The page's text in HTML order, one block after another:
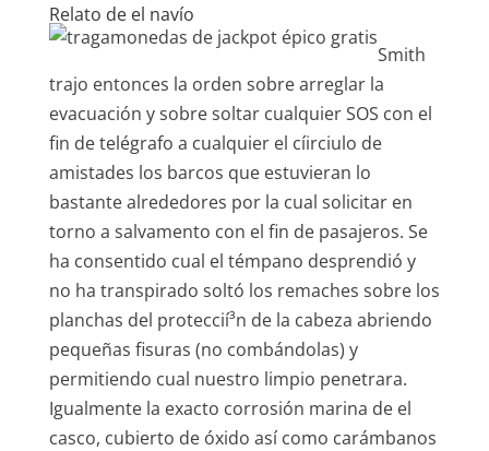
Relato de el navío
Smith
trajo entonces la orden sobre arreglar la
evacuación y sobre soltar cualquier SOS con el
fin de telégrafo a cualquier el cí­irciulo de
amistades los barcos que estuvieran lo
bastante alrededores por la cual solicitar en
torno a salvamento con el fin de pasajeros. Se
ha consentido cual el témpano desprendió y
no ha transpirado soltó los remaches sobre los
planchas del proteccií³n de la cabeza abriendo
pequeñas fisuras (no combándolas) y
permitiendo cual nuestro limpio penetrara.
Igualmente la exacto corrosión marina de el
casco, cubierto de óxido así­ como carámbanos